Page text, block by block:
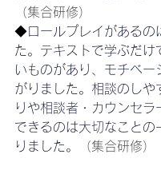
（集合研修）
◆ロールプレイがあるの
た。テキストで学ぶだけ
いものがあり、モチベー
がりました。相談のしや
りや相談者・カウンセラ
できるのは大切なことの
りました。
（集合研修）